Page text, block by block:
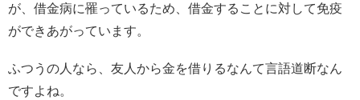
が、借金病に罹っているため、借金することに対して免疫
ができあがっています。
ふつうの人なら、友人から金を借りるなんて言語道断なん
ですよね。